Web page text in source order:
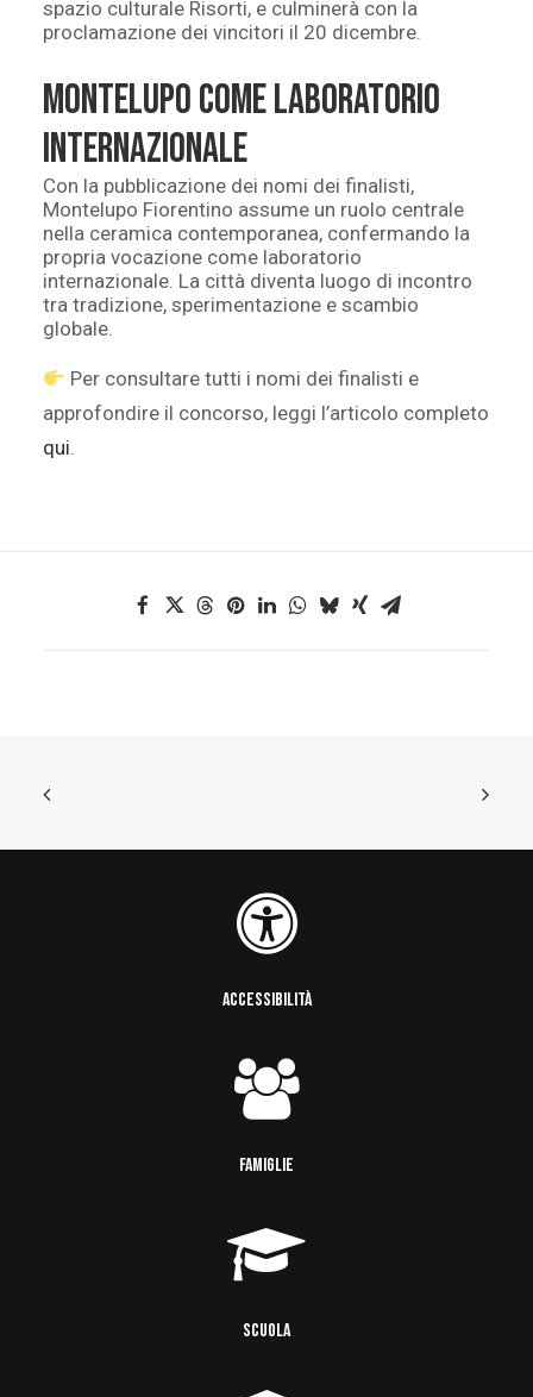
spazio culturale Risorti, e culminerà con la
proclamazione dei vincitori il 20 dicembre.
Montelupo come laboratorio
internazionale
Con la pubblicazione dei nomi dei finalisti,
Montelupo Fiorentino assume un ruolo centrale
nella ceramica contemporanea, confermando la
propria vocazione come laboratorio
internazionale. La città diventa luogo di incontro
tra tradizione, sperimentazione e scambio
globale.
Per consultare tutti i nomi dei finalisti e
approfondire il concorso, leggi l’articolo completo
qui.
ACCESSIBILITÀ
FAMIGLIE
SCUOLA